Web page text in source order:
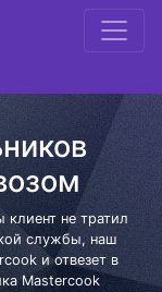
не тратил
службы, наш
и отвезет в
Mastercook